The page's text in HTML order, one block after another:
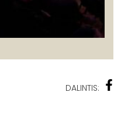
DALINTIS: